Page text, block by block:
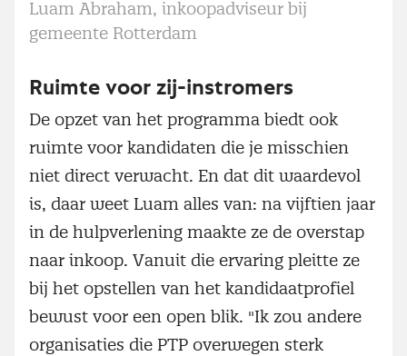
Luam Abraham, inkoopadviseur bij
gemeente Rotterdam
Ruimte voor zij-instromers
De opzet van het programma biedt ook
ruimte voor kandidaten die je misschien
niet direct verwacht. En dat dit waardevol
is, daar weet Luam alles van: na vijftien jaar
in de hulpverlening maakte ze de overstap
naar inkoop. Vanuit die ervaring pleitte ze
bij het opstellen van het kandidaatprofiel
bewust voor een open blik. "Ik zou andere
organisaties die PTP overwegen sterk